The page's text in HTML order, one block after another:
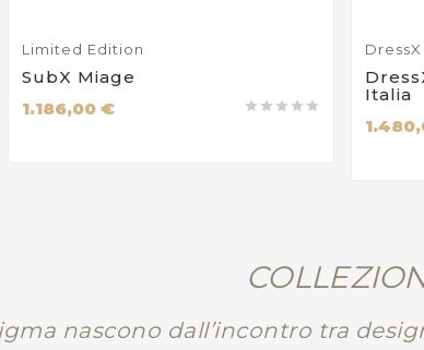
Limited Edition
SubX Miage
    
1.186,00 €
DressX
Italia
nascono dall’incontro tra